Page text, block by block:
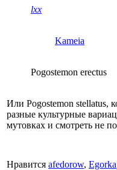
lxx
Kameia
Pogostemon erectus
Или Pogostemon stellatus,
разные культурные
мутовках и смотреть не
Нравится afedorow,